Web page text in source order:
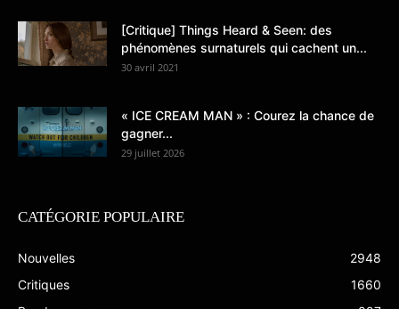
[Critique] Things Heard & Seen: des
phénomènes surnaturels qui cachent un...
30 avril 2021
« ICE CREAM MAN » : Courez la chance de
gagner...
29 juillet 2026
CATÉGORIE POPULAIRE
Nouvelles
2948
Critiques
1660